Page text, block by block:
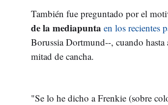
También fue preguntado por el
de la mediapunta en los recientes
Borussia Dortmund--, cuando
mitad de cancha.
"Se lo he dicho a Frenkie (sobre